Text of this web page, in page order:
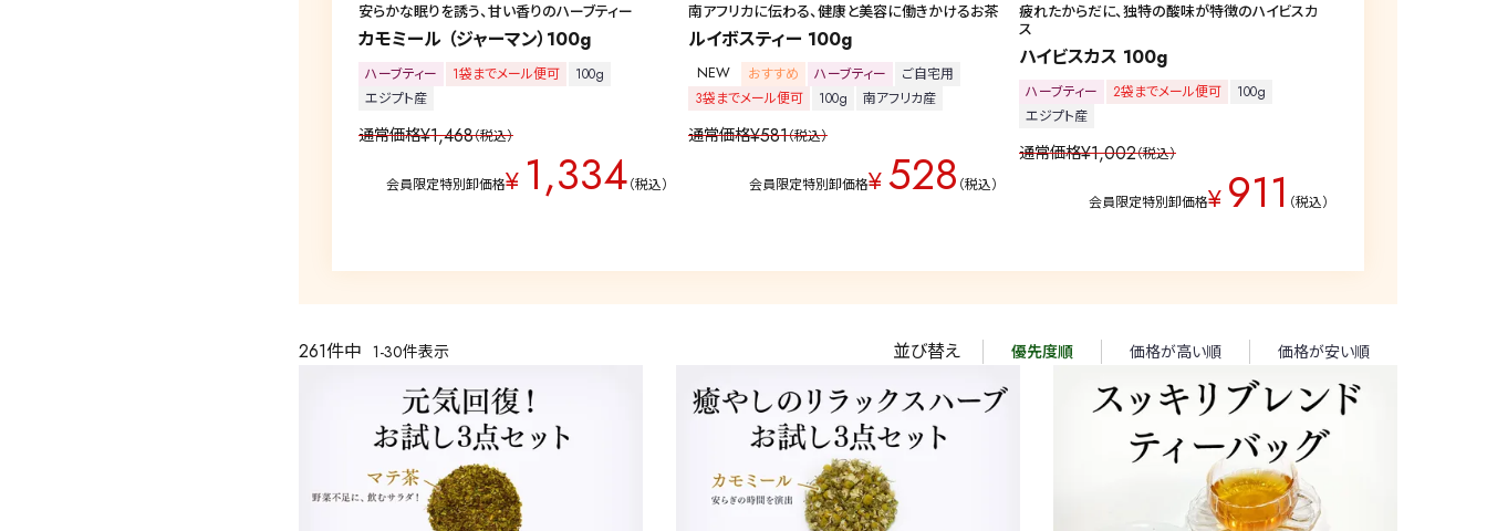
安らかな眠りを誘う、甘い香りのハーブティー
カモミール （ジャーマン）100g
ハーブティー 1袋までメール便可
100g
エジプト産
通常価格¥1,468 税込
会員限定特別卸価格¥ 1,334 税込
南アフリカに伝わる、健康と美容に働きかけるお茶
ルイボスティー 100g
NEW おすすめ ハーブティー
ご自宅用
3袋までメール便可
100g 南アフリカ産
通常価格¥581 税込
会員限定特別卸価格¥528 税込
疲れたからだに、独特の酸味が特徴のハイビスカ
ス
ハイビスカス 100g
ハーブティー 2袋までメール便可
100g
エジプト産
通常価格¥1,002 税込
会員限定特別卸価格¥ 911 税込
並び替え 優先度順 価格が高い順 価格が安い順
261件中 1-30件表示